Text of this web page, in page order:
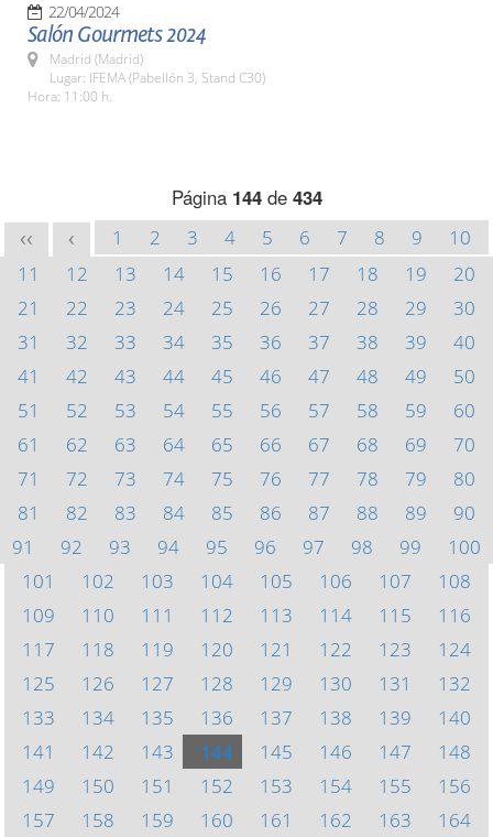
22/04/2024
Salón Gourmets 2024
Madrid (Madrid)
Lugar: IFEMA (Pabellón 3, Stand C30)
Hora: 11:00 h.
Página 144de 434
<< < 1 2 3 4 5 6 7 8 9
10
11
12 13 14 15 16 17 18 19
20
21
22 23 24 25 26 27 28 29
30
31
32 33 34 35 36 37 38 39
40
41
42 43 44 45 46 47 48 49
50
51
52 53 54 55 56 57 58 59
60
61
62 63 64 65 66 67 68 69
70
71
72 73 74 75 76 77 78 79
80
81
82 83 84 85 86 87 88 89
90
91
92 93 94 95 96 97 98 99
100
101
102 103 104 105 106 107
108
109
110 111 112 113 114 115
116
117
118 119 120 121 122 123
124
125
126 127 128 129 130 131
132
133
134 135 136 137 138 139
140
141
142 143 144 145 146 147
148
149
150 151 152 153 154 155
156
157
158 159 160 161 162 163
164